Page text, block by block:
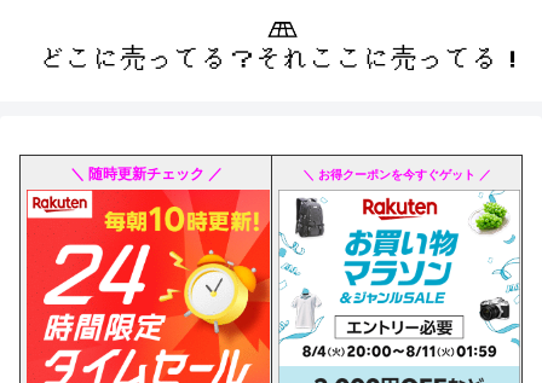
＼ 随時更新チェック ／ ＼ お得クーポンを今すぐゲット ／